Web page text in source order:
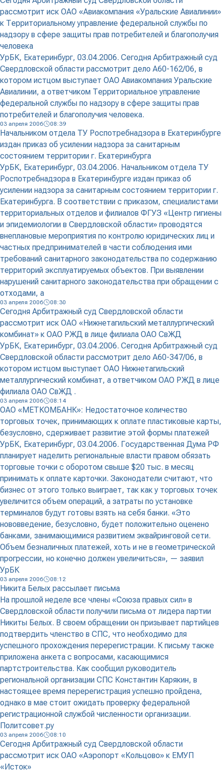
рассмотрит иск ОАО «Авиакомпания «Уральские Авиалинии»
к Территориальному управление федеральной службы по
надзору в сфере защиты прав потребителей и благополучия
человека
УрБК, Екатеринбург, 03.04.2006. Сегодня Арбитражный суд
Свердловской области рассмотрит дело А60-162/06, в
котором истцом выступает ОАО Авиакомпания Уральские
Авиалинии, а ответчиком Территориальное управление
федеральной службы по надзору в сфере защиты прав
потребителей и благополучия человека.
03 апреля 2006 08:39
Начальником отдела ТУ Роспотребнадзора в Екатеринбурге
издан приказ об усилении надзора за санитарным
состоянием территории г. Екатеринбурга
УрБК, Екатеринбург, 03.04.2006. Начальником отдела ТУ
Роспотребнадзора в Екатеринбурге издан приказ об
усилении надзора за санитарным состоянием территории г.
Екатеринбурга. В соответствии с приказом, специалистами
территориальных отделов и филиалов ФГУЗ «Центр гигиены
и эпидемиологии в Свердловской области» проводятся
внеплановые мероприятия по контролю юридических лиц и
частных предпринимателей в части соблюдения ими
требований санитарного законодательства по содержанию
территорий эксплуатируемых объектов. При выявлении
нарушений санитарного законодательства при обращении с
отходами, а
03 апреля 2006 08:30
Сегодня Арбитражный суд Свердловской области
рассмотрит иск ОАО «Нижнетагильский металлургический
комбинат» к ОАО РЖД в лице филиала ОАО СвЖД
УрБК, Екатеринбург, 03.04.2006. Сегодня Арбитражный суд
Свердловской области рассмотрит дело А60-347/06, в
котором истцом выступает ОАО Нижнетагильский
металлургический комбинат, а ответчиком ОАО РЖД в лице
филиала ОАО СвЖД .
03 апреля 2006 08:14
ОАО «МЕТКОМБАНК»: Недостаточное количество
торговых точек, принимающих к оплате пластиковые карты,
безусловно, сдерживает развитие этой формы платежей
УрБК, Екатеринбург, 03.04.2006. Государственная Дума РФ
планирует наделить региональные власти правом обязать
торговые точки с оборотом свыше $20 тыс. в месяц
принимать к оплате карточки. Законодатели считают, что
бизнес от этого только выиграет, так как у торговых точек
увеличится объем операций, а затраты по установке
терминалов будут готовы взять на себя банки. «Это
нововведение, безусловно, будет положительно оценено
банками, занимающимися развитием эквайринговой сети.
Объем безналичных платежей, хоть и не в геометрической
прогрессии, но конечно должен увеличиться», — заявил
УрБК
03 апреля 2006 08:12
Никита Белых рассылает письма
На прошлой неделе все члены «Союза правых сил» в
Свердловской области получили письма от лидера партии
Никиты Белых. В своем обращении он призывает партийцев
подтвердить членство в СПС, что необходимо для
успешного прохождения перерегистрации. К письму также
приложена анкета с вопросами, касающимися
партстроительства. Как сообщил руководитель
региональной организации СПС Константин Карякин, в
настоящее время перерегистрация успешно пройдена,
однако в мае стоит ожидать проверку федеральной
регистрационной службой численности организации.
Политсовет.ру
03 апреля 2006 08:10
Сегодня Арбитражный суд Свердловской области
рассмотрит иск ОАО «Аэропорт «Кольцово» к ЕМУП
«Исток»